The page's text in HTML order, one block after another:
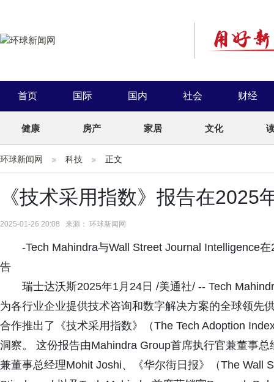
首页 国际 国内 社会 财经
健康 房产 家居 文化
环球新闻网 科技 正文
《技术采用指数》报告在2025
2025-01-26 20:08 来源： 环球新闻网
-Tech Mahindra与Wall Street Journal Intelligence
告
瑞士达沃斯2025年1月24日 /美通社/ -- Tech
为各行业企业提供技术咨询和数字解决方案的全球领先
合作推出了《技术采用指数》（The Tech Adoption
洞察。 这份报告由Mahindra Group首席执行官兼董事
兼董事总经理Mohit Joshi、《华尔街日报》（The Wall